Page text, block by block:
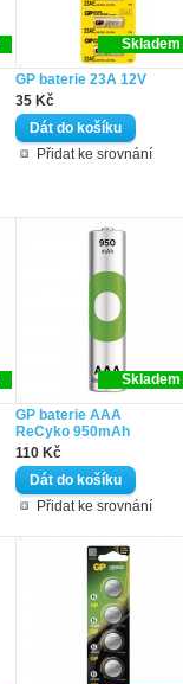
Skladem
GP baterie 23A 12V
35 Kč
Přidat ke srovnání
Skladem
GP baterie AAA
ReCyko 950mAh
110 Kč
Přidat ke srovnání